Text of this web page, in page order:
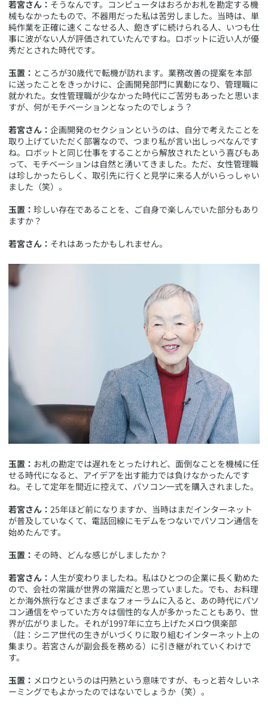
若宮さん： そうなんです。コンピュータはおろかお札を勘定する機
械もなかったもので、不器用だった私は苦労しました。当時は、単
純作業を正確に速くこなせる人、飽きずに続けられる人、いつも仕
事に波がない人が評価されていたんですね。ロボットに近い人が優
秀だとされた時代です。
玉置： ところが30歳代で転機が訪れます。業務改善の提案を本部
に送ったことをきっかけに、企画開発部門に異動になり、管理職に
就かれた。女性管理職が少なかった時代にご苦労もあったと思いま
すが、何がモチベーションとなったのでしょう？
若宮さん： 企画開発のセクションというのは、自分で考えたことを
取り上げていただく部署なので、つまり私が言い出しっぺなんです
ね。ロボットと同じ仕事をすることから解放されたという喜びもあ
って、モチベーションは自然と湧いてきました。ただ、女性管理職
は珍しかったらしく、取引先に行くと見学に来る人がいらっしゃい
ました（笑）。
玉置： 珍しい存在であることを、ご自身で楽しんでいた部分もあり
ますか？
若宮さん： それはあったかもしれません。
玉置： お札の勘定では遅れをとったけれど、面倒なことを機械に任
せる時代になると、アイデアを出す能力では負けなかったんです
ね。そして定年を間近に控えて、パソコン一式を購入されました。
若宮さん： 25年ほど前になりますか、当時はまだインターネット
が普及していなくて、電話回線にモデムをつないでパソコン通信を
始めたんです。
玉置： その時、どんな感じがしましたか？
若宮さん： 人生が変わりましたね。私はひとつの企業に長く勤めた
ので、会社の常識が世界の常識だと思っていました。でも、お料理
とか海外旅行などさまざまなフォーラムに入ると、あの時代にパソ
コン通信をやっていた方々は個性的な人が多かったこともあり、世
界が広がりました。それが1997年に立ち上げたメロウ倶楽部
（註：シニア世代の生きがいづくりに取り組むインターネット上の
集まり。若宮さんが副会長を務める）に引き継がれていくわけで
す。
玉置： メロウというのは円熟という意味ですが、もっと若々しいネ
ーミングでもよかったのではないでしょうか（笑）。